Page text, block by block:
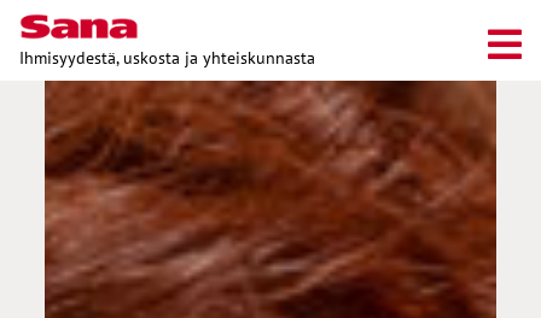
Ihmisyydestä, uskosta ja yhteiskunnasta